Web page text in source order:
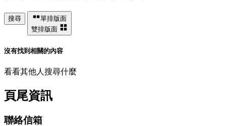
搜尋
單排版面
雙排版面
沒有找到相關的內容
看看其他人搜尋什麼
頁尾資訊
聯絡信箱